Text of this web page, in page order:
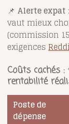
📌 Alerte expat
vaut mieux
(commission
exigences
Coûts cachés
rentabilité
Poste de
dépense